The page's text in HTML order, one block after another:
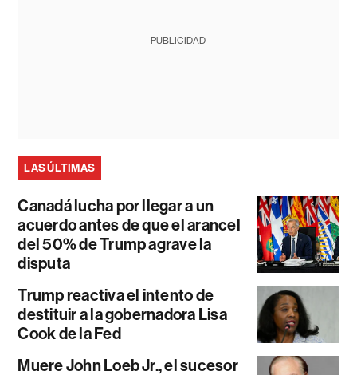
PUBLICIDAD
LAS ÚLTIMAS
Canadá lucha por llegar a un
acuerdo antes de que el arancel
del 50% de Trump agrave la
disputa
Trump reactiva el intento de
destituir a la gobernadora Lisa
Cook de la Fed
Muere John Loeb Jr., el sucesor